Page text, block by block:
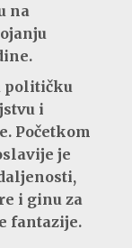
na
političku
i
Početkom
je
i ginu za
fantazije.